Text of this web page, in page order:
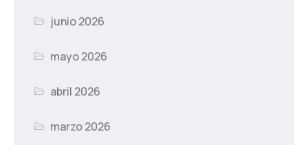
junio 2026
mayo 2026
abril 2026
marzo 2026